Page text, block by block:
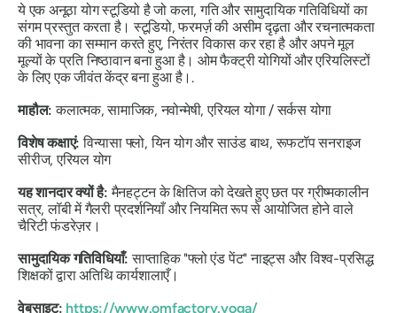
ये एक अनूठा योग स्टूडियो है जो कला, गति और सामुदायिक गतिविधियों का
संगम प्रस्तुत करता है। स्टूडियो, फरमर्ज़ की असीम दृढ़ता और रचनात्मकता
की भावना का सम्मान करते हुए, निरंतर विकास कर रहा है और अपने मूल
मूल्यों के प्रति निष्ठावान बना हुआ है। ओम फैक्ट्री योगियों और एरियलिस्टों
के लिए एक जीवंत केंद्र बना हुआ है।.
माहौल: कलात्मक, सामाजिक, नवोन्मेषी, एरियल योगा / सर्कस योगा
विशेष कक्षाएं: विन्यासा फ्लो, यिन योग और साउंड बाथ, रूफटॉप सनराइज
सीरीज, एरियल योग
यह शानदार क्यों है: मैनहट्टन के क्षितिज को देखते हुए छत पर ग्रीष्मकालीन
सत्र, लॉबी में गैलरी प्रदर्शनियाँ और नियमित रूप से आयोजित होने वाले
चैरिटी फंडरेज़र।
सामुदायिक गतिविधियाँ: साप्ताहिक "फ्लो एंड पेंट" नाइट्स और विश्व-प्रसिद्ध
शिक्षकों द्वारा अतिथि कार्यशालाएँ।
वेबसाइट: https://www.omfactory.yoga/